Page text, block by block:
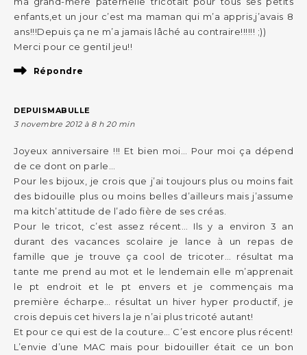
enfants,et un jour c’est ma maman qui m’a appris,j’avais 8
ans!!!Depuis ça ne m’a jamais lâché au contraire!!!!!! ;))
Merci pour ce gentil jeu!!
Répondre
DEPUISMABULLE
3 novembre 2012 à 8 h 20 min
Joyeux anniversaire !!! Et bien moi… Pour moi ça dépend
de ce dont on parle…
Pour les bijoux, je crois que j’ai toujours plus ou moins fait
des bidouille plus ou moins belles d’ailleurs mais j’assume
ma kitch’attitude de l’ado fière de ses créas.
Pour le tricot, c’est assez récent… Ils y a environ 3 an
durant des vacances scolaire je lance à un repas de
famille que je trouve ça cool de tricoter… résultat ma
tante me prend au mot et le lendemain elle m’apprenait
le pt endroit et le pt envers et je commençais ma
première écharpe… résultat un hiver hyper productif, je
crois depuis cet hivers la je n’ai plus tricoté autant!
Et pour ce qui est de la couture… C’est encore plus récent!
L’envie d’une MAC mais pour bidouiller était ce un bon